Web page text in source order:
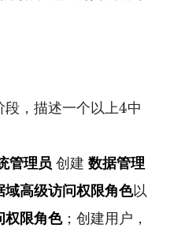
，描述一个以上4中
管理员 创建 数据管理
域高级访问权限角色以
权限角色；创建用户，